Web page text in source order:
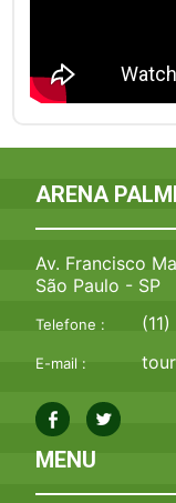
ARENA
Av. Francisco
São Paulo - SP
Telefone :
E-mail :
MENU